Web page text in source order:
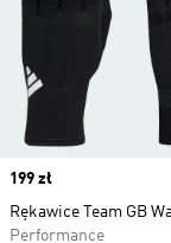
Price
199 zł
Rękawice Team GB
Performance